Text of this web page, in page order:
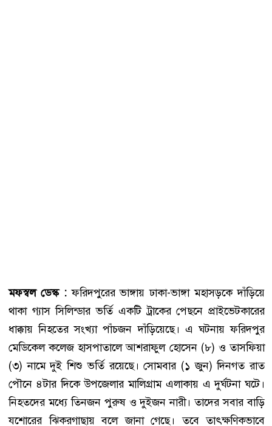
মফস্বল ডেস্ক :ফরিদপুরের ভাঙ্গায় ঢাকা-ভাঙ্গা মহাসড়কে দাঁড়িয়ে
থাকা গ্যাস সিলিন্ডার ভর্তি একটি ট্রাকের পেছনে প্রাইভেটকারের
ধাক্কায় নিহতের সংখ্যা পাঁচজন দাঁড়িয়েছে। এ ঘটনায় ফরিদপুর
মেডিকেল কলেজ হাসপাতালে আশরাফুল হোসেন (৮) ও তাসফিয়া
(৩) নামে দুই শিশু ভর্তি রয়েছে। সোমবার (১ জুন) দিনগত রাত
পৌনে ৪টার দিকে উপজেলার মালিগ্রাম এলাকায় এ দুর্ঘটনা ঘটে।
নিহতদের মধ্যে তিনজন পুরুষ ও দুইজন নারী। তাদের সবার বাড়ি
যশোরের ঝিকরগাছায় বলে জানা গেছে। তবে তাৎক্ষণিকভাবে